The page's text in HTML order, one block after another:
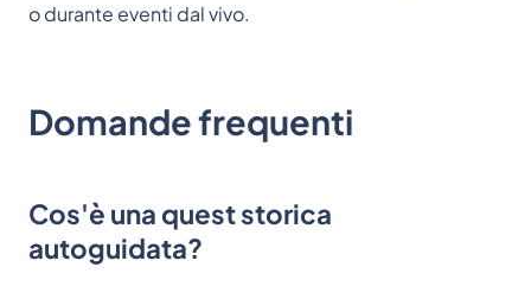
o durante eventi dal vivo.
Domande frequenti
Cos'è una quest storica
autoguidata?